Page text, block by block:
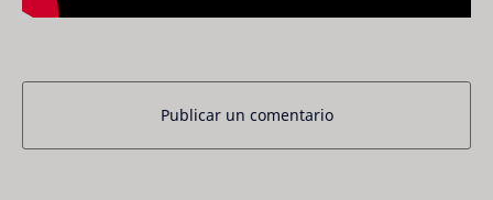
Publicar un comentario